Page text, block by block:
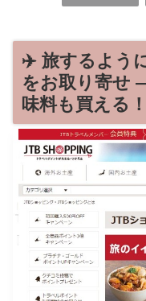
✈️ 旅するよう
をお取り寄せ
味料も買える！